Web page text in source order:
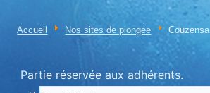
Accueil Nos sites de plongée Couzensa
Partie réservée aux adhérents.